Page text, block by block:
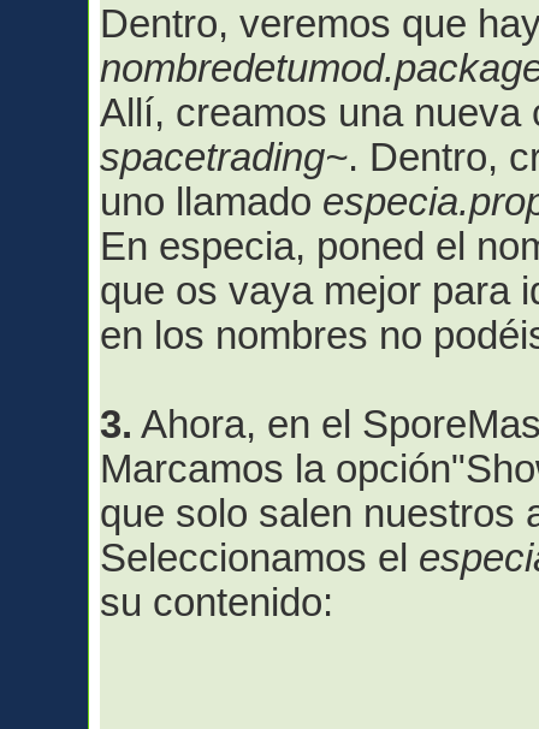
Dentro, veremos que
Allí, creamos una nueva
spacetrading~. Dentro,
uno llamado
En especia, poned el
que os vaya mejor para
en los nombres no
3. Ahora, en el
Marcamos la
que solo salen nuestros
Seleccionamos el
su contenido: